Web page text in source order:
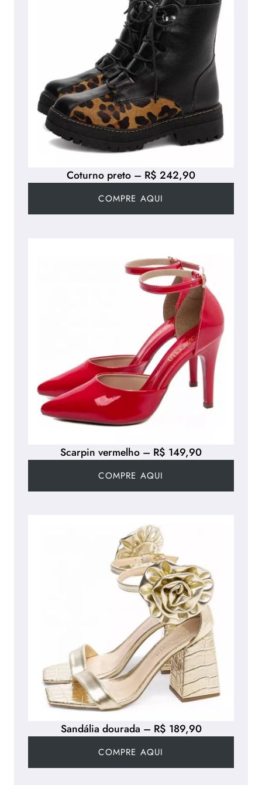
Sandália dourada – R$ 189,90
COMPRE AQUI
Coturno preto – R$ 242,90
COMPRE AQUI
Scarpin vermelho – R$ 149,90
COMPRE AQUI